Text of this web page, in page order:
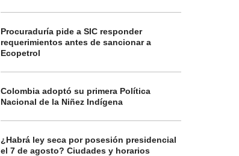
Procuraduría pide a SIC responder
requerimientos antes de sancionar a
Ecopetrol
Colombia adoptó su primera Política
Nacional de la Niñez Indígena
¿Habrá ley seca por posesión presidencial
el 7 de agosto? Ciudades y horarios